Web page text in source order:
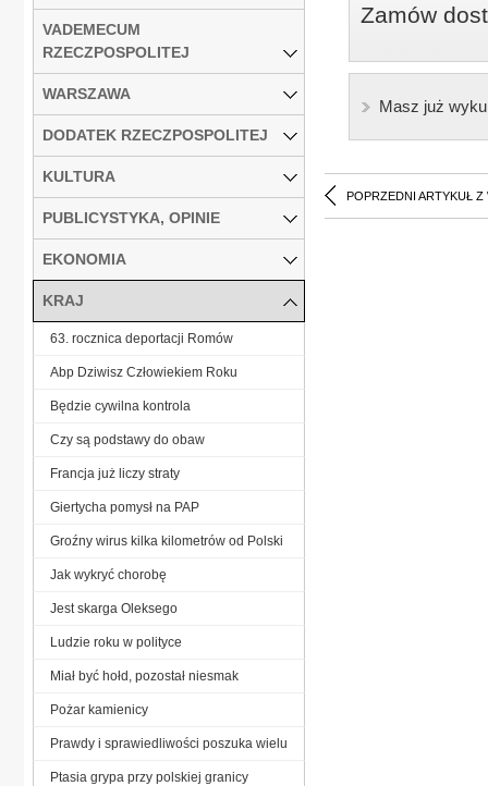
Zamów
Masz już
POPRZEDNI ARTYKUŁ Z
VADEMECUM
RZECZPOSPOLITEJ
WARSZAWA
DODATEK RZECZPOSPOLITEJ
KULTURA
PUBLICYSTYKA, OPINIE
EKONOMIA
KRAJ
63. rocznica deportacji Romów
Abp Dziwisz Człowiekiem Roku
Będzie cywilna kontrola
Czy są podstawy do obaw
Francja już liczy straty
Giertycha pomysł na PAP
Groźny wirus kilka kilometrów od Polski
Jak wykryć chorobę
Jest skarga Oleksego
Ludzie roku w polityce
Miał być hołd, pozostał niesmak
Pożar kamienicy
Prawdy i sprawiedliwości poszuka wielu
Ptasia grypa przy polskiej granicy